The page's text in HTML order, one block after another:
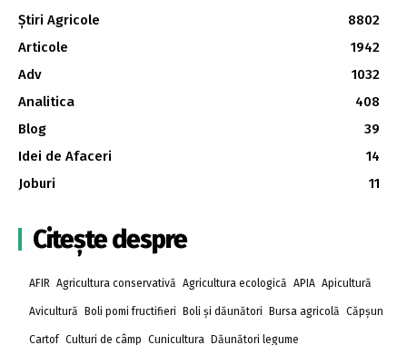
Știri Agricole
8802
Articole
1942
Adv
1032
Analitica
408
Blog
39
Idei de Afaceri
14
Joburi
11
Citește despre
AFIR Agricultura conservativă Agricultura ecologică APIA Apicultură
Avicultură Boli pomi fructifieri Boli și dăunători Bursa agricolă Căpșun
Cartof Culturi de câmp Cunicultura Dăunători legume